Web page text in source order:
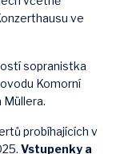
ve
sopranistka
Komorní
Müllera.
probíhajících v
Vstupenky a